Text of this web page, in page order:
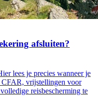
afsluiten?
lees je precies wanneer je
CFAR, vrijstellingen voor
reisbescherming te